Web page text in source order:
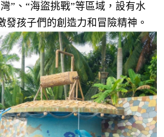
”、“海盜挑戰”等區域，設有水
發孩子們的創造力和冒險精神。